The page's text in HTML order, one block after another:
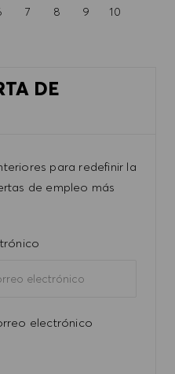
7 8 9
10
DE
para redefinir la
de empleo más
electrónico